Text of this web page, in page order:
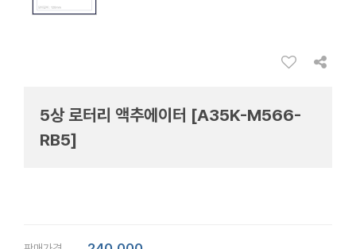
5상 로터리 액추에이터 [A35K-M566-
RB5]